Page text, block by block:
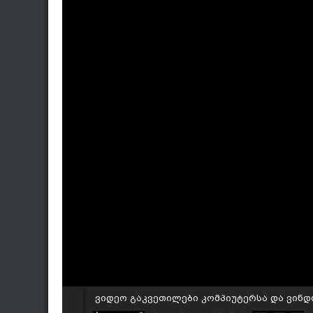
ვიდეო გაკვეთილები კომპიუტერსა და